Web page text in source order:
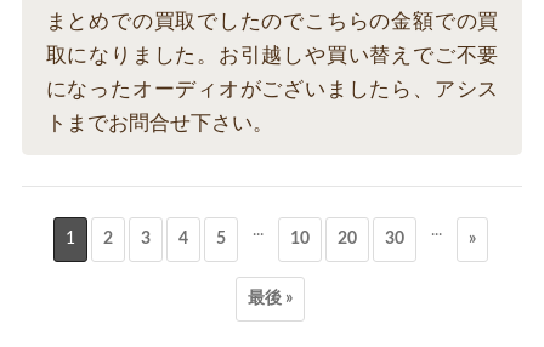
まとめでの買取でしたのでこちらの金額での買
取になりました。お引越しや買い替えでご不要
になったオーディオがございましたら、アシス
トまでお問合せ下さい。
1 2 3 4 5 ... 10 20 30 ... »
最後 »